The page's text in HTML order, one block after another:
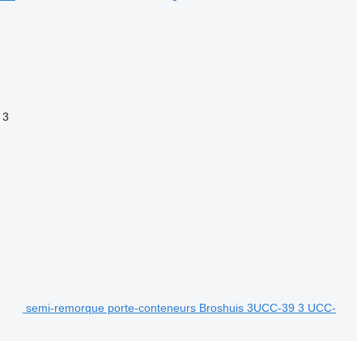
3
semi-remorque porte-conteneurs Broshuis 3UCC-39 3 UCC-